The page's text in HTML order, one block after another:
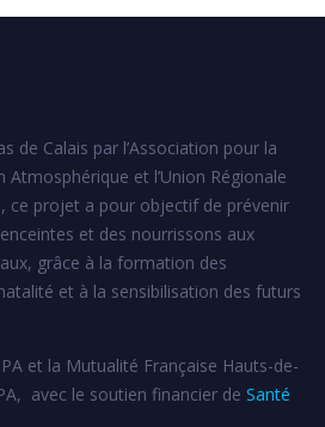
de Calais par l’Association pour la
et l’Union Régionale
ce projet a pour objectif de prévenir
et des nourrissons aux
grâce à la formation des
et à la sensibilisation des futurs
et la Mutualité Française Hauts-de-
avec le soutien financier de Santé